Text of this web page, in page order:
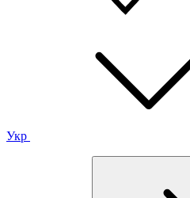
Укр